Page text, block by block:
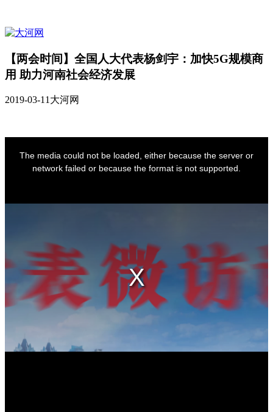
【两会时间】全国人大代表杨剑宇：加快5G规模商
用 助力河南社会经济发展
2019-03-11大河网